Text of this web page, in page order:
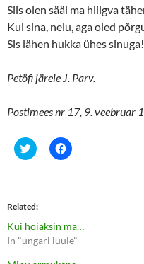
Siis olen sääl ma hiilgva
Kui sina, neiu, aga oled
Sis lähen hukka ühes sinuga!
Petöfi järele J. Parv.
Postimees nr 17, 9. veebruar
C
l
t
o
s
h
a
r
e
C
l
a
r
e
Related
Kui hoiaksin ma…
In "ungari luule"